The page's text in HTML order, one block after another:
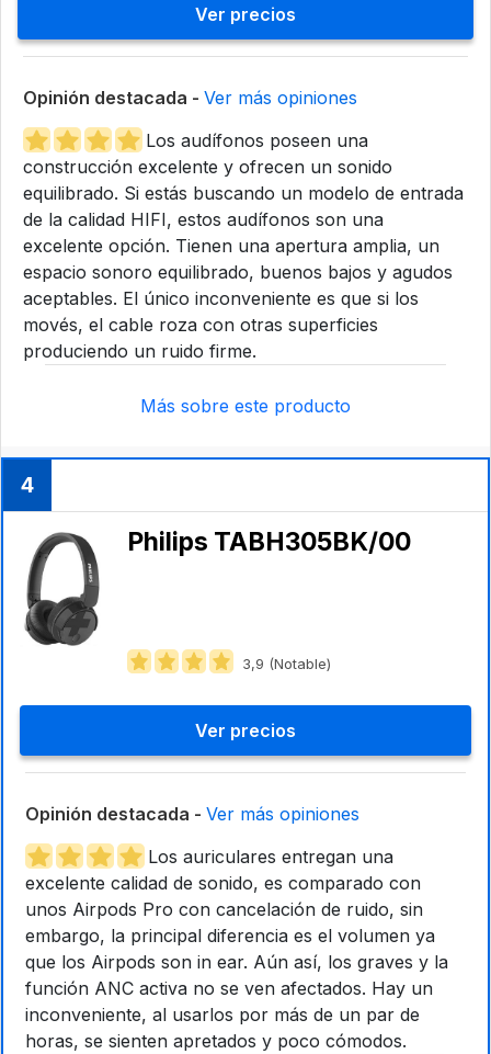
Ver precios
Opinión destacada - Ver más opiniones
Los audífonos poseen una
construcción excelente y ofrecen un sonido
equilibrado. Si estás buscando un modelo de entrada
de la calidad HIFI, estos audífonos son una
excelente opción. Tienen una apertura amplia, un
espacio sonoro equilibrado, buenos bajos y agudos
aceptables. El único inconveniente es que si los
movés, el cable roza con otras superficies
produciendo un ruido firme.
Más sobre este producto
4
Philips ‎TABH305BK/00
3,9 (Notable)
Ver precios
Opinión destacada - Ver más opiniones
Los auriculares entregan una
excelente calidad de sonido, es comparado con
unos Airpods Pro con cancelación de ruido, sin
embargo, la principal diferencia es el volumen ya
que los Airpods son in ear. Aún así, los graves y la
función ANC activa no se ven afectados. Hay un
inconveniente, al usarlos por más de un par de
horas, se sienten apretados y poco cómodos.